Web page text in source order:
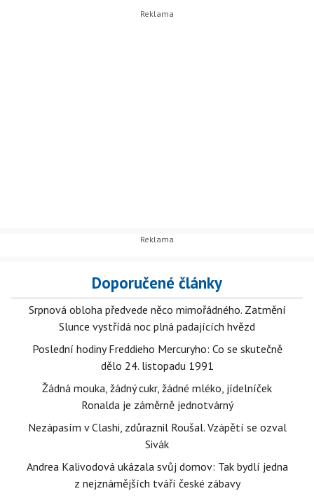
Doporučené články
Srpnová obloha předvede něco mimořádného. Zatmění
Slunce vystřídá noc plná padajících hvězd
Poslední hodiny Freddieho Mercuryho: Co se skutečně
dělo 24. listopadu 1991
Žádná mouka, žádný cukr, žádné mléko, jídelníček
Ronalda je záměrně jednotvárný
Nezápasím v Clashi, zdůraznil Roušal. Vzápětí se ozval
Sivák
Andrea Kalivodová ukázala svůj domov: Tak bydlí jedna
z nejznámějších tváří české zábavy